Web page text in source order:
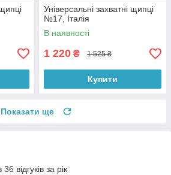
Універсальні захватні щипці
№17, Італія
В наявності
1 220 ₴ 1 525 ₴
Купити
Показати ще
відгуків за рік